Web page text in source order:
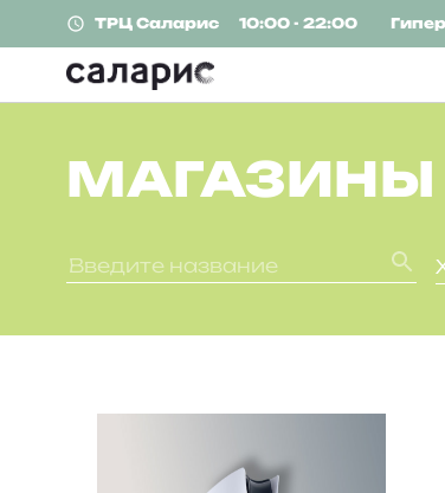
ТРЦ Саларис 10:00 - 22:00
МАГАЗИНЫ